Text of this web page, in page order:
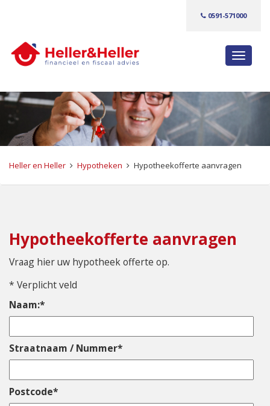
0591-571000
S
l
v
Heller en Heller Hypotheken Hypotheekofferte aanvragen
Hypotheekofferte aanvragen
Vraag hier uw hypotheek offerte op.
* Verplicht veld
Naam:*
Straatnaam / Nummer*
Postcode*